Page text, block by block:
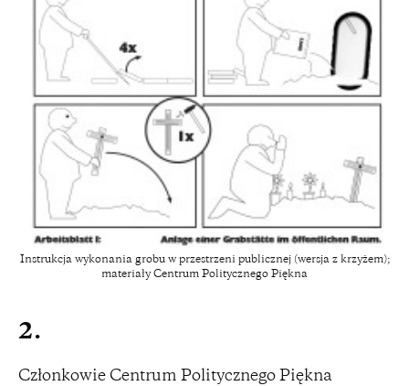
Instrukcja wykonania grobu w przestrzeni publicznej (wersja z krzyżem);
materiały Centrum Politycznego Piękna
2.
Członkowie Centrum Politycznego Piękna